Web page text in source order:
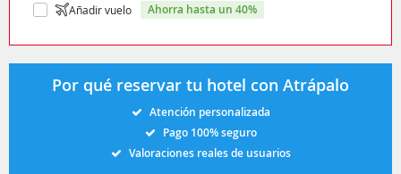
Añadir vuelo ahorra hasta un 40%
Por qué reservar tu hotel con Atrápalo
Atención personalizada
Pago 100% seguro
Valoraciones reales de usuarios